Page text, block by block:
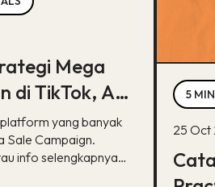
Mega
di TikTok, Apa
yang banyak
Sale Campaign.
info selengkapnya
5
25 Oct